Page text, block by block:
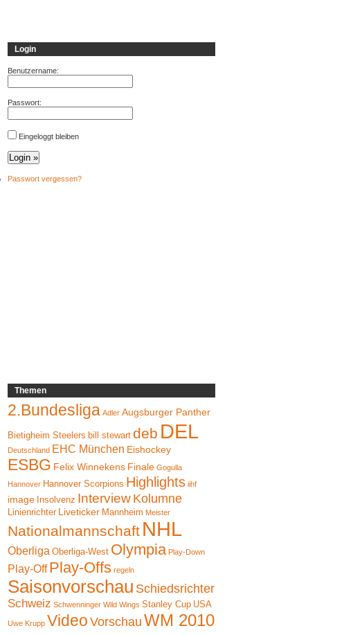
Login
Benutzername:
Passwort:
Eingeloggt bleiben
Passwort vergessen?
Themen
2.Bundesliga Adler Augsburger Panther
Bietigheim Steelers bill stewart deb DEL
Deutschland EHC München Eishockey
ESBG Felix Winnekens Finale Gogulla
Hannover Hannover Scorpions Highlights iihf
image Insolvenz Interview Kolumne
Linienrichter Liveticker Mannheim Meister
Nationalmannschaft NHL
Oberliga Oberliga-West Olympia Play-Down
Play-Off Play-Offs regeln
Saisonvorschau Schiedsrichter
Schweiz Schwenninger Wild Wings Stanley Cup USA
Uwe Krupp Video Vorschau WM 2010